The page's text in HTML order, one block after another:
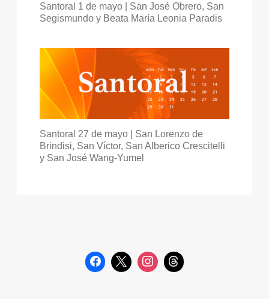
Santoral 1 de mayo | San José Obrero, San
Segismundo y Beata María Leonia Paradis
Santoral 27 de mayo | San Lorenzo de
Brindisi, San Víctor, San Alberico Crescitelli
y San José Wang-Yumel